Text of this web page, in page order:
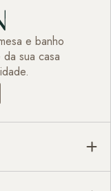
e banho
sua casa